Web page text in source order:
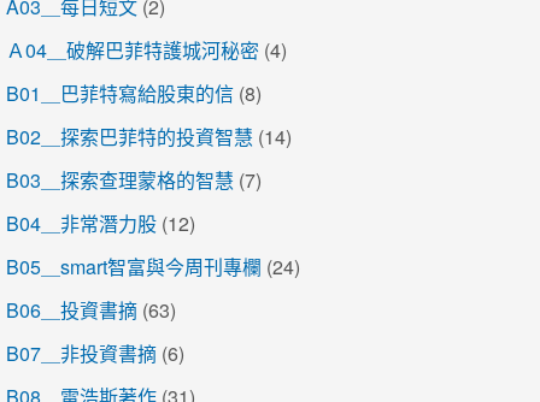
A03＿每日短文 (2)
Ａ04＿破解巴菲特護城河秘密 (4)
B01＿巴菲特寫給股東的信 (8)
B02＿探索巴菲特的投資智慧 (14)
B03＿探索查理蒙格的智慧 (7)
B04＿非常潛力股 (12)
B05＿smart智富與今周刊專欄 (24)
B06＿投資書摘 (63)
B07＿非投資書摘 (6)